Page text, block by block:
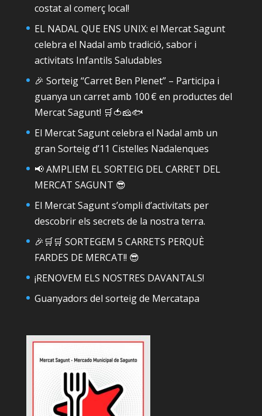
costat al comerç local!
EL NADAL QUE ENS UNIX: el Mercat Sagunt
celebra el Nadal amb tradició, sabor i
activitats Infantils Saludables
🎉 Sorteig “Carret Ben Plenet” – Participa i
guanya un carret amb 100 € en productes del
Mercat Sagunt! 🛒🍅🧀🐟
El Mercat Sagunt celebra el Nadal amb un
gran Sorteig d’11 Cistelles Nadalenques
📢 AMPLIEM EL SORTEIG DEL CARRET DEL
MERCAT SAGUNT 😎
El Mercat Sagunt s’ompli d’activitats per
descobrir els secrets de la nostra terra.
🎉🛒🛒 SORTEGEM 5 CARRETS PERQUÈ
FARDES DE MERCAT!! 😎
¡RENOVEM ELS NOSTRES DAVANTALS!
Guanyadors del sorteig de Mercatapa